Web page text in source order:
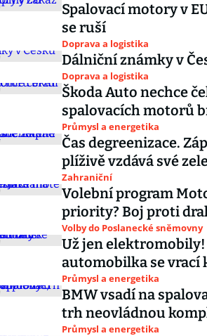
Spalovací motory v
se ruší
Doprava a logistika
Dálniční známky v
Doprava a logistika
Škoda Auto nechce
spalovacích motorů
Průmysl a energetika
Čas degreenizace.
plíživě vzdává své
Zahraniční
Volební program
priority? Boj proti
Volby do Poslanecké sněmovny
Už jen elektromobily!
automobilka se vrací
Průmysl a energetika
BMW vsadí na
trh neovládnou
Průmysl a energetika